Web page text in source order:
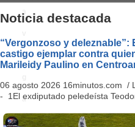
a
i
a
ti
Noticia destacada
“Vergonzoso y
castigo ejemplar contra
Marileidy Paulino en
06 agosto 2026 16minutos.com /
- 1El exdiputado peledeísta